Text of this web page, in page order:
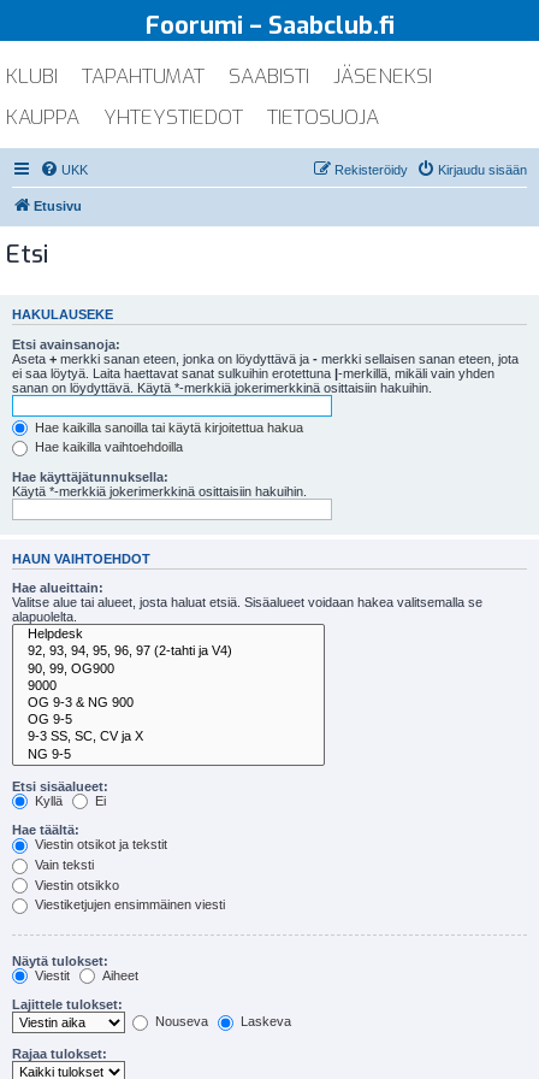
Foorumi – Saabclub.fi
KLUBI TAPAHTUMAT SAABISTI
JÄSENEKSI
KAUPPA
YHTEYSTIEDOT TIETOSUOJA
UKK Kirjaudu sisään
Rekisteröidy
Etusivu
Etsi
HAKULAUSEKE
Etsi avainsanoja:
Aseta + merkki sanan eteen, jonka on löydyttävä ja - merkki sellaisen sanan eteen, jota
ei saa löytyä. Laita haettavat sanat sulkuihin erotettuna |-merkillä, mikäli vain yhden
sanan on löydyttävä. Käytä *-merkkiä jokerimerkkinä osittaisiin hakuihin.
Hae kaikilla sanoilla tai käytä kirjoitettua hakua
Hae kaikilla vaihtoehdoilla
Hae käyttäjätunnuksella:
Käytä *-merkkiä jokerimerkkinä osittaisiin hakuihin.
HAUN VAIHTOEHDOT
Hae alueittain:
Valitse alue tai alueet, josta haluat etsiä. Sisäalueet voidaan hakea valitsemalla se
alapuolelta.
Etsi sisäalueet:
Kyllä
Ei
Hae täältä:
Viestin otsikot ja tekstit
Vain teksti
Viestin otsikko
Viestiketjujen ensimmäinen viesti
Näytä tulokset:
Viestit
Aiheet
Lajittele tulokset:
Nouseva
Laskeva
Rajaa tulokset: